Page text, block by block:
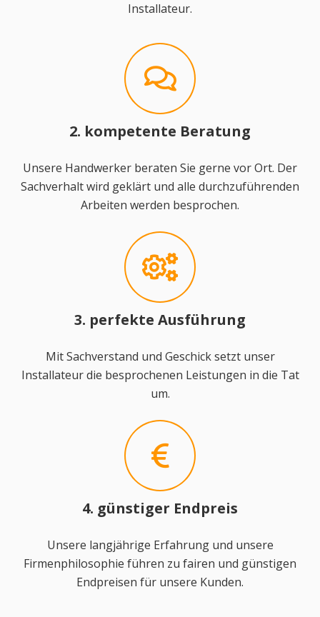
Installateur.
2. kompetente Beratung
Unsere Handwerker beraten Sie gerne vor Ort. Der
Sachverhalt wird geklärt und alle durchzuführenden
Arbeiten werden besprochen.
3. perfekte Ausführung
Mit Sachverstand und Geschick setzt unser
Installateur die besprochenen Leistungen in die Tat
um.
4. günstiger Endpreis
Unsere langjährige Erfahrung und unsere
Firmenphilosophie führen zu fairen und günstigen
Endpreisen für unsere Kunden.